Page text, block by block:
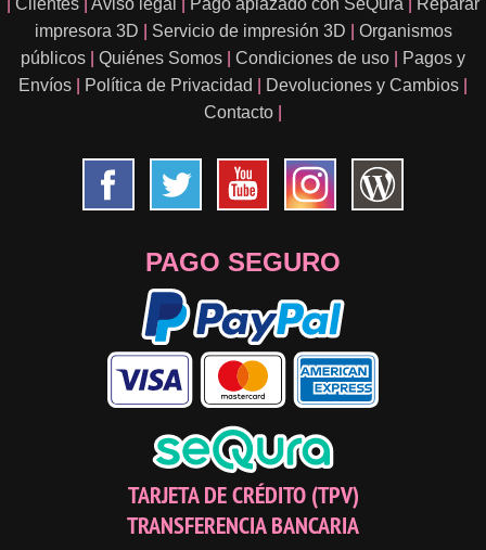
impresora 3D
Servicio de impresión 3D
Organismos
públicos
Quiénes Somos Condiciones de uso
Pagos y
Envíos
Política de Privacidad Devoluciones y Cambios
Contacto
PAGO SEGURO
TARJETA DE CRÉDITO (TPV)
TRANSFERENCIA BANCARIA